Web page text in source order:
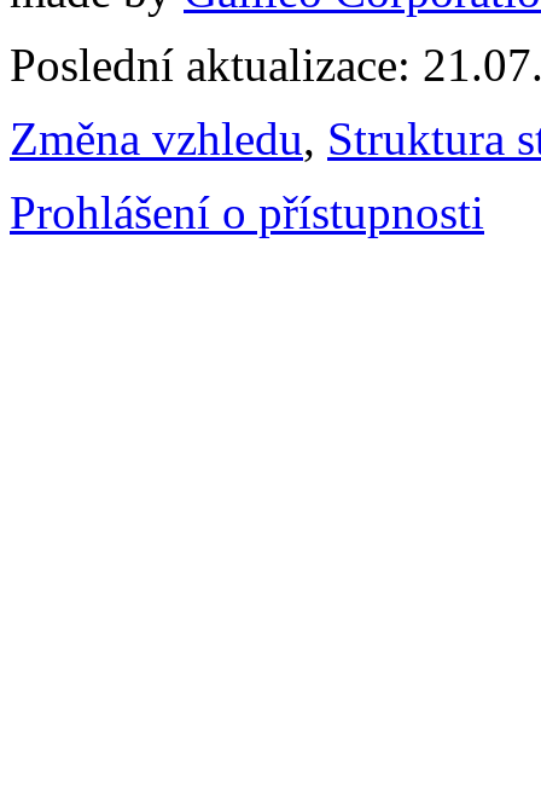
Poslední aktualizace:
Změna vzhledu, Struktura
Prohlášení o přístupnosti